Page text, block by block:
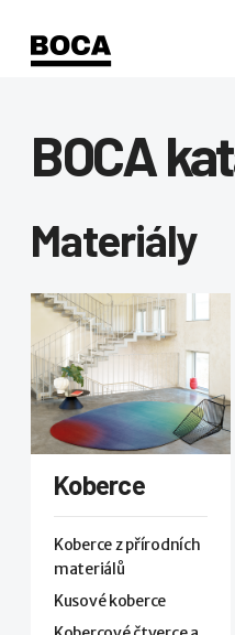
BOCA
Materiály
Koberce
Koberce z přírodních
materiálů
Kusové koberce